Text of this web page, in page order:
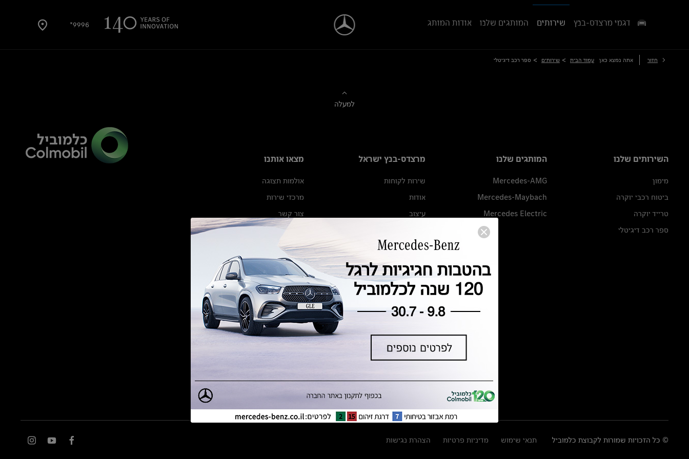
9996* דגמי מרצדס-בנץ שירותים המותגים שלנו אודות המותג
חזור אתה נמצא כאן עמוד הבית > שירותים > ספר רכב דיגיטלי
למעלה
השירותים שלנו
מימון
ביטוח רכבי יוקרה
טרייד יוקרה
ספר רכב דיגיטלי
המותגים שלנו
Mercedes-AMG
Mercedes-Maybach
Mercedes Electric
מרצדס-בנץ ישראל
שירות לקוחות
אודות
עיצוב
מגזין מרצדס-בנץ
ספרי רכב מרצדס-בנץ
נתוני זיהום אוויר וצריכת דלק וחשמל
נתוני תווית צמיגים
מחירון חלפים
הודעה על הטבות לרכבי מרצדס בהסדר
מצאו אותנו
אולמות תצוגה
מרכזי שירות
צור קשר
© כל הזכויות שמורות לקבוצת כלמוביל תנאי שימוש מדיניות פרטיות הצהרת נגישות